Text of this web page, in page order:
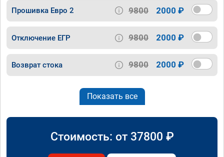
Прошивка Евро 2 9800 2000 ₽
Отключение ЕГР 9800 2000 ₽
Возврат стока 9800 2000 ₽
Показать все
Стоимость: от 37800 ₽